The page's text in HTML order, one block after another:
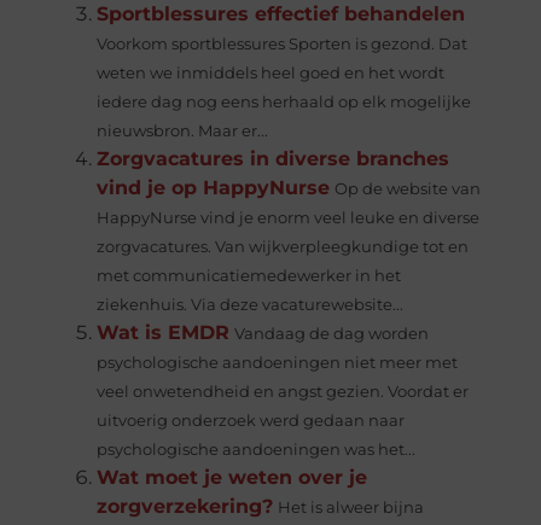
Sportblessures effectief behandelen
Voorkom sportblessures Sporten is gezond. Dat
weten we inmiddels heel goed en het wordt
iedere dag nog eens herhaald op elk mogelijke
nieuwsbron. Maar er...
Zorgvacatures in diverse branches
vind je op HappyNurse Op de website van
HappyNurse vind je enorm veel leuke en diverse
zorgvacatures. Van wijkverpleegkundige tot en
met communicatiemedewerker in het
ziekenhuis. Via deze vacaturewebsite...
Wat is EMDR Vandaag de dag worden
psychologische aandoeningen niet meer met
veel onwetendheid en angst gezien. Voordat er
uitvoerig onderzoek werd gedaan naar
psychologische aandoeningen was het...
Wat moet je weten over je
zorgverzekering? Het is alweer bijna